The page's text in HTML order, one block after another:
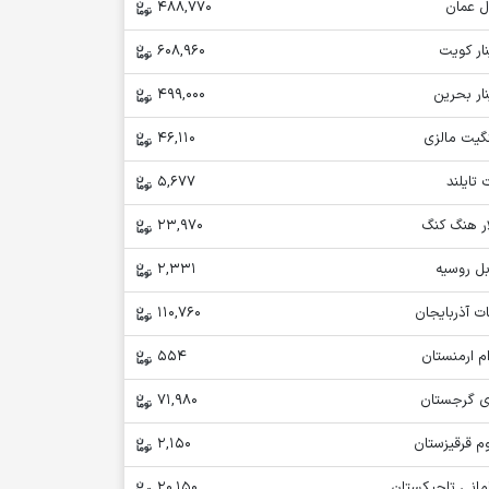
عمان
488,770
کویت
608,960
بحرین
499,000
مالزی
46,110
تایلند
5,677
هنگ کنگ
23,970
روسیه
2,331
آذربایجان
110,760
ارمنستان
554
گرجستان
71,980
قرقیزستان
2,150